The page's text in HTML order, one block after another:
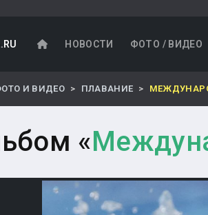
НОВОСТИ ФОТО / ВИДЕО
И ВИДЕО ПЛАВАНИЕ
«